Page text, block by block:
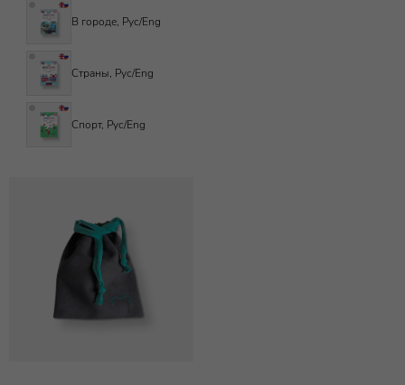
В городе, Рус/Eng
Страны, Рус/Eng
Спорт, Рус/Eng